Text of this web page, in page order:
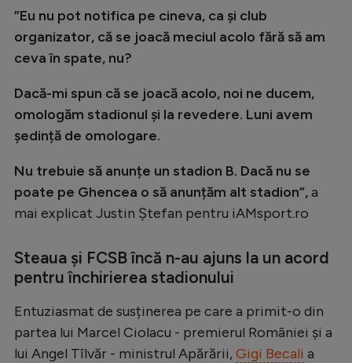
”Eu nu pot notifica pe cineva, ca și club
organizator, că se joacă meciul acolo fără să am
ceva în spate, nu?
Dacă-mi spun că se joacă acolo, noi ne ducem,
omologăm stadionul și la revedere. Luni avem
ședință de omologare.
Nu trebuie să anunțe un stadion B. Dacă nu se
poate pe Ghencea o să anunțăm alt stadion”,a
mai explicat Justin Ștefan pentru iAMsport.ro
Steaua și FCSB încă n-au ajuns la un acord
pentru închirierea stadionului
Entuziasmat de susținerea pe care a primit-o din
partea lui Marcel Ciolacu - premierul României și a
lui Angel Tîlvăr - ministrul Apărării, Gigi Becali a